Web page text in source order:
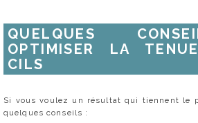
QUELQUES
OPTIMISER LA
CILS
Si vous voulez un résultat qui tiennent le
quelques conseils :